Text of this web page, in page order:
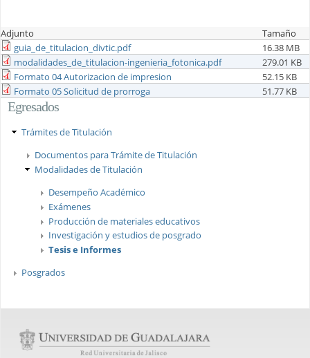
Adjunto
Tamaño
guia_de_titulacion_divtic.pdf
16.38 MB
modalidades_de_titulacion-ingenieria_fotonica.pdf
279.01 KB
Formato 04 Autorizacion de impresion
52.15 KB
Formato 05 Solicitud de prorroga
51.77 KB
Egresados
Trámites de Titulación
Documentos para Trámite de Titulación
Modalidades de Titulación
Desempeño Académico
Exámenes
Producción de materiales educativos
Investigación y estudios de posgrado
Tesis e Informes
Posgrados